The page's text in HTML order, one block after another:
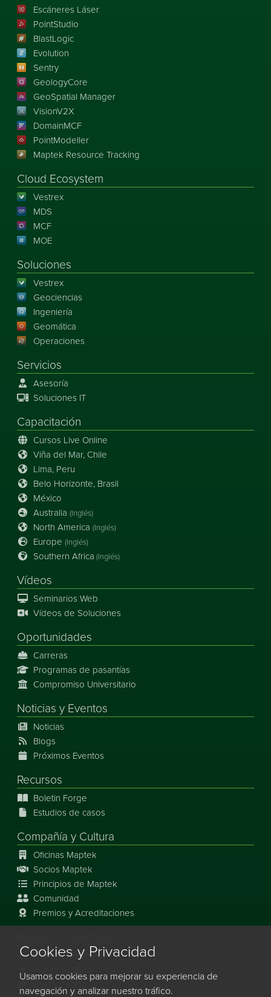
Escáneres Láser
PointStudio
BlastLogic
Evolution
Sentry
GeologyCore
GeoSpatial Manager
VisionV2X
DomainMCF
PointModeller
Maptek Resource Tracking
Cloud Ecosystem
Vestrex
MDS
MCF
MOE
Soluciones
Vestrex
Geociencias
Ingeniería
Geomática
Operaciones
Servicios
Asesoría
Soluciones IT
Capacitación
Cursos Live Online
Viña del Mar, Chile
Lima, Peru
Belo Horizonte, Brasil
México
Australia (Inglés)
North America (Inglés)
Europe (Inglés)
Southern Africa (Inglés)
Vídeos
Seminarios Web
Vídeos de Soluciones
Oportunidades
Carreras
Programas de pasantías
Compromiso Universitario
Noticias y Eventos
Noticias
Blogs
Próximos Eventos
Recursos
Boletin Forge
Estudios de casos
Compañía y Cultura
Oficinas Maptek
Socios Maptek
Principios de Maptek
Comunidad
Premios y Acreditaciones
Nuestra Historia
Colaboración
Cookies y Privacidad
Usamos cookies para mejorar su experiencia de
navegación y analizar nuestro tráfico.